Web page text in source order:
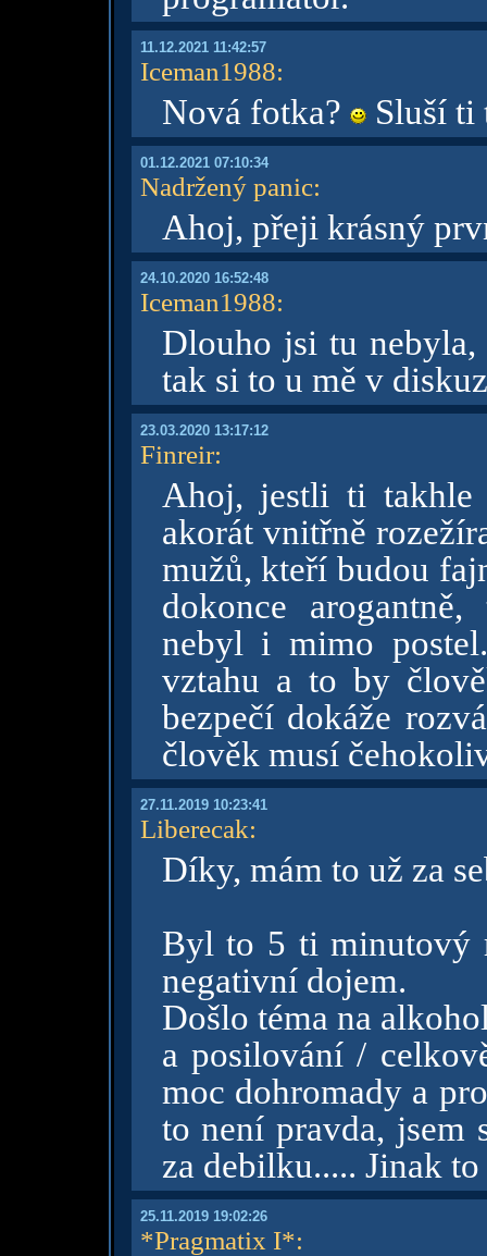
11.12.2021 11:42:57
Iceman1988:
Nová fotka? Sluší ti
01.12.2021 07:10:34
Nadržený panic:
Ahoj, přeji krásný
24.10.2020 16:52:48
Iceman1988:
Dlouho jsi tu nebyla,
tak si to u mě v
23.03.2020 13:17:12
Finreir:
Ahoj, jestli ti takhle
akorát vnitřně
mužů, kteří budou
dokonce
nebyl i mimo
vztahu a to by
bezpečí dokáže
člověk musí
27.11.2019 10:23:41
Liberecak:
Díky, mám to už za
Byl to 5 ti minutový
negativní dojem.
Došlo téma na
a posilování /
moc dohromady a
to není pravda,
za debilku..... Jinak
25.11.2019 19:02:26
*Pragmatix I*: